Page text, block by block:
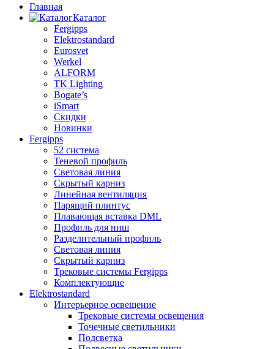
Главная
Каталог
Fergipps
Elektrostandard
Eurosvet
Werkel
ALFORM
TK Lighting
Bogate’s
iSmart
Скидки
Новинки
Fergipps
52 система
Теневой профиль
Световая линия
Скрытый карниз
Линейная вентиляция
Парящий плинтус
Плавающая вставка DML
Профиль для ниш
Разделительный профиль
Световая линия
Скрытый карниз
Трековые системы Fergipps
Комплектующие
Elektrostandard
Интерьерное освещение
Трековые системы освещения
Точечные светильники
Подсветка